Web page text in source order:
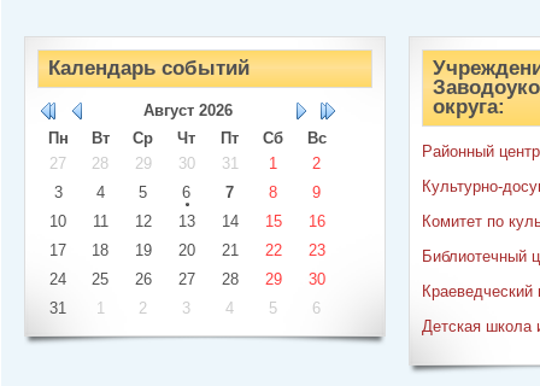
Календарь событий
Август 2026
Пн
Вт Ср Чт Пт Сб
Вс
27
28 29 30 31 1
2
3
4 5 6 7 8
9
10
11 12 13 14 15
16
17
18 19 20 21 22
23
24
25 26 27 28 29
30
31
1 2 3 4 5 6
округа:
Районный
Культурно-
Комитет по
Библиотечный
Краеведческий
Детская школа